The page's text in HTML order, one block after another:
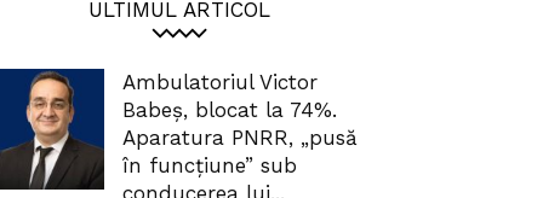
ULTIMUL ARTICOL
Ambulatoriul Victor
Babeș, blocat la 74%.
Aparatura PNRR, „pusă
în funcțiune” sub
conducerea lui...